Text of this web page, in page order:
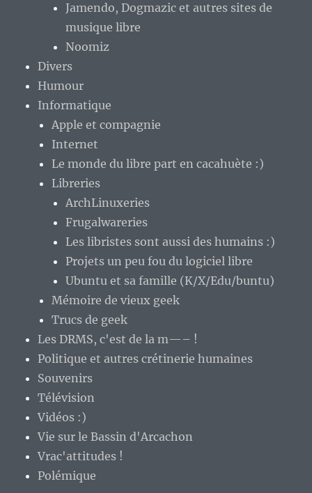
Jamendo, Dogmazic et autres sites de
musique libre
Noomiz
Divers
Humour
Informatique
Apple et compagnie
Internet
Le monde du libre part en cacahuète :)
Libreries
ArchLinuxeries
Frugalwareries
Les libristes sont aussi des humains :)
Projets un peu fou du logiciel libre
Ubuntu et sa famille (K/X/Edu/buntu)
Mémoire de vieux geek
Trucs de geek
Les DRMS, c'est de la m—– !
Politique et autres crétinerie humaines
Souvenirs
Télévision
Vidéos :)
Vie sur le Bassin d'Arcachon
Vrac'attitudes !
Polémique